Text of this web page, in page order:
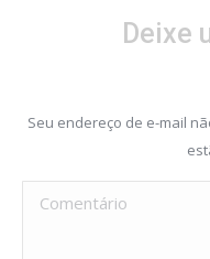
Deixe
Seu endereço de e-mail
Comentário